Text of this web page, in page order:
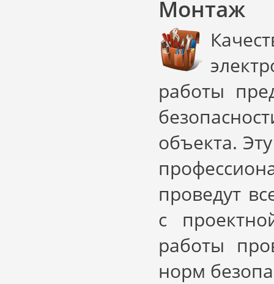
Монтаж
работы
объекта.
проведут
с
работы
норм